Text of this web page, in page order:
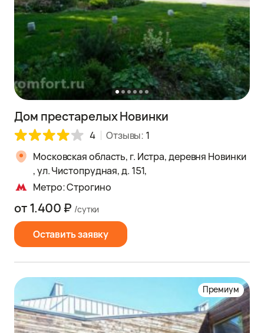
Дом престарелых Новинки
4 Отзывы: 1
Московская область, г. Истра, деревня Новинки
, ул. Чистопрудная, д. 151,
Метро: Строгино
Оставить заявку
от 1.400 ₽ /сутки
Премиум